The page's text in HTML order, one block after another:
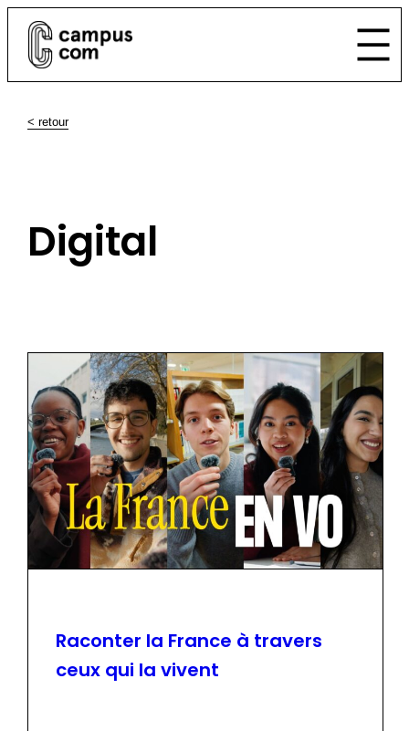
< retour
Digital
Raconter la France à travers
ceux qui la vivent